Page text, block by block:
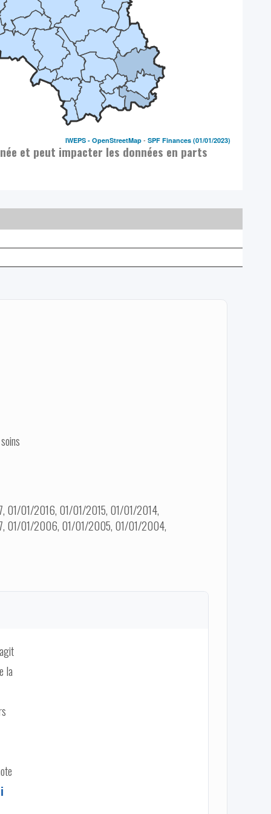
IWEPS -OpenStreetMap -SPF Finances (01/01/2023)
et peut impacter les données en parts
01/2016, 01/01/2015, 01/01/2014,
01/01/2006, 01/01/2005, 01/01/2004,
la